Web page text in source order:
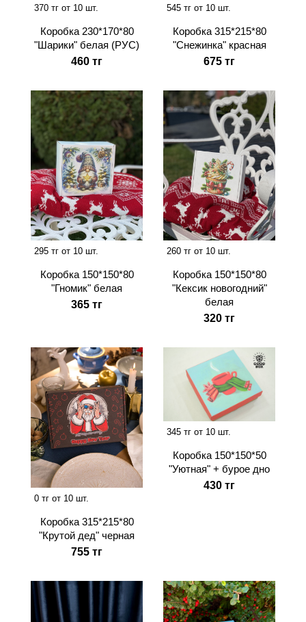
370 тг от 10 шт.
Коробка 230*170*80
"Шарики" белая (РУС)
460 тг
545 тг от 10 шт.
Коробка 315*215*80
"Снежинка" красная
675 тг
295 тг от 10 шт.
Коробка 150*150*80
"Гномик" белая
365 тг
260 тг от 10 шт.
Коробка 150*150*80
"Кексик новогодний"
белая
320 тг
0 тг от 10 шт.
Коробка 315*215*80
"Крутой дед" черная
755 тг
345 тг от 10 шт.
Коробка 150*150*50
"Уютная" + бурое дно
430 тг